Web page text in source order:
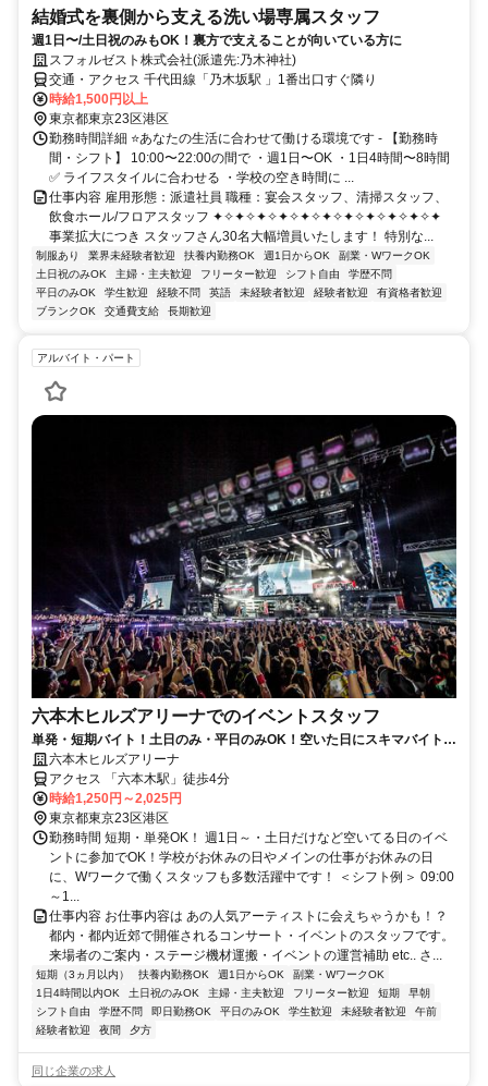
結婚式を裏側から支える洗い場専属スタッフ
週1日〜/土日祝のみもOK！裏方で支えることが向いている方に
スフォルゼスト株式会社(派遣先:乃木神社)
交通・アクセス 千代田線「乃木坂駅 」1番出口すぐ隣り
時給1,500円以上
東京都東京23区港区
勤務時間詳細 ⭐あなたの生活に合わせて働ける環境です - 【勤務時
間・シフト】 10:00〜22:00の間で ・週1日〜OK ・1日4時間〜8時間
✅ ライフスタイルに合わせる ・学校の空き時間に ...
仕事内容 雇用形態：派遣社員 職種：宴会スタッフ、清掃スタッフ、
飲食ホール/フロアスタッフ ✦✧✦✧✦✧✦✧✦✧✦✧✦✧✦✧✦✧✦✧✦
事業拡大につき スタッフさん30名大幅増員いたします！ 特別な...
制服あり 業界未経験者歓迎 扶養内勤務OK 週1日からOK
副業・WワークOK
土日祝のみOK
主婦・主夫歓迎 フリーター歓迎 シフト自由
学歴不問
平日のみOK
学生歓迎 経験不問 英語 未経験者歓迎 経験者歓迎
有資格者歓迎
ブランクOK
交通費支給 長期歓迎
アルバイト・パート
六本木ヒルズアリーナでのイベントスタッフ
単発・短期バイト！土日のみ・平日のみOK！空いた日にスキマバイト！
未経験歓迎！髪色・髪型・ネイルOK
六本木ヒルズアリーナ
アクセス 「六本木駅」徒歩4分
時給1,250円～2,025円
東京都東京23区港区
勤務時間 短期・単発OK！ 週1日～・土日だけなど空いてる日のイベ
ントに参加でOK！学校がお休みの日やメインの仕事がお休みの日
に、Wワークで働くスタッフも多数活躍中です！ ＜シフト例＞ 09:00
～1...
仕事内容 お仕事内容は あの人気アーティストに会えちゃうかも！？
都内・都内近郊で開催されるコンサート・イベントのスタッフです。
来場者のご案内・ステージ機材運搬・イベントの運営補助 etc.. さ...
短期（3ヵ月以内） 扶養内勤務OK 週1日からOK
副業・WワークOK
1日4時間以内OK
土日祝のみOK 主婦・主夫歓迎 フリーター歓迎 短期
早朝
シフト自由
学歴不問 即日勤務OK 平日のみOK 学生歓迎 未経験者歓迎
午前
経験者歓迎
夜間 夕方
同じ企業の求人